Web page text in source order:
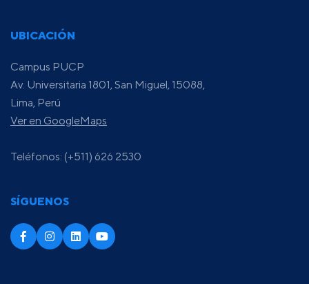
UBICACIÓN
Campus PUCP
Av. Universitaria 1801, San Miguel, 15088,
Lima, Perú
Ver en GoogleMaps
Teléfonos: (+511) 626 2530
SÍGUENOS